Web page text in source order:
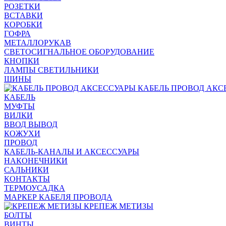
РОЗЕТКИ
ВСТАВКИ
КОРОБКИ
ГОФРА
МЕТАЛЛОРУКАВ
СВЕТОСИГНАЛЬНОЕ ОБОРУДОВАНИЕ
КНОПКИ
ЛАМПЫ СВЕТИЛЬНИКИ
ШИНЫ
КАБЕЛЬ ПРОВОД
КАБЕЛЬ
МУФТЫ
ВИЛКИ
ВВОД ВЫВОД
КОЖУХИ
ПРОВОД
КАБЕЛЬ-КАНАЛЫ И АКСЕССУАРЫ
НАКОНЕЧНИКИ
САЛЬНИКИ
КОНТАКТЫ
ТЕРМОУСАДКА
МАРКЕР КАБЕЛЯ ПРОВОДА
КРЕПЕЖ МЕТИЗЫ
БОЛТЫ
ВИНТЫ